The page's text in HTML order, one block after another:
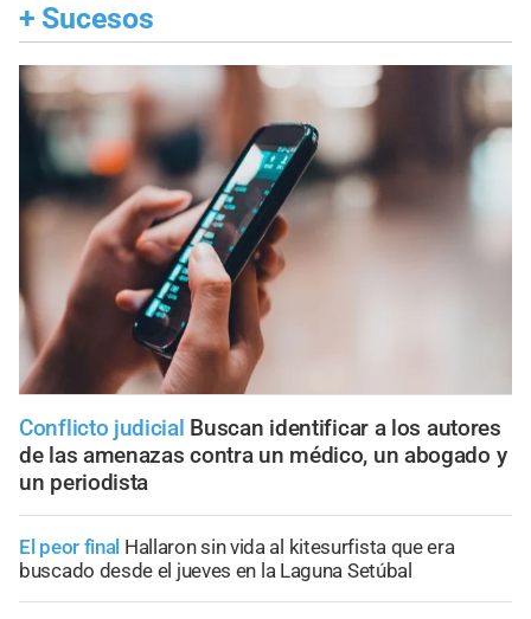
+ Sucesos
Conflicto judicial Buscan identificar a los autores
de las amenazas contra un médico, un abogado y
un periodista
El peor final Hallaron sin vida al kitesurfista que era
buscado desde el jueves en la Laguna Setúbal